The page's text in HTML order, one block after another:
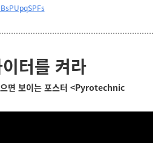
터를 켜라
면 보이는 포스터 <Pyrotechnic